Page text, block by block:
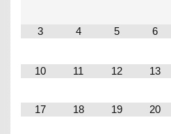
3 4 5 6
10 11 12 13
17 18 19 20